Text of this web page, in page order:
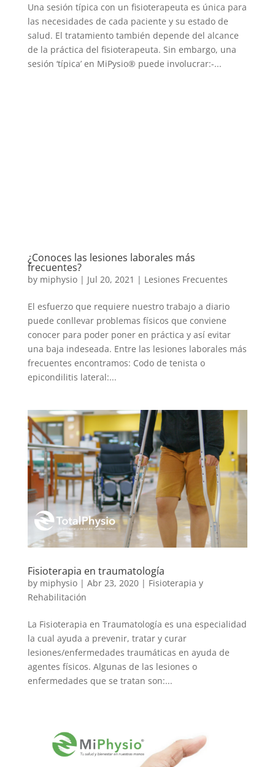
Una sesión típica con un fisioterapeuta es única para
las necesidades de cada paciente y su estado de
salud. El tratamiento también depende del alcance
de la práctica del fisioterapeuta. Sin embargo, una
sesión ‘típica’ en MiPysio® puede involucrar:-...
¿Conoces las lesiones laborales más
frecuentes?
by miphysio| Jul 20, 2021 | Lesiones Frecuentes
El esfuerzo que requiere nuestro trabajo a diario
puede conllevar problemas físicos que conviene
conocer para poder poner en práctica y así evitar
una baja indeseada. Entre las lesiones laborales más
frecuentes encontramos: Codo de tenista o
epicondilitis lateral:...
Fisioterapia en traumatología
by miphysio| Abr 23, 2020| Fisioterapia y
Rehabilitación
La Fisioterapia en Traumatología es una especialidad
la cual ayuda a prevenir, tratar y curar
lesiones/enfermedades traumáticas en ayuda de
agentes físicos. Algunas de las lesiones o
enfermedades que se tratan son:...